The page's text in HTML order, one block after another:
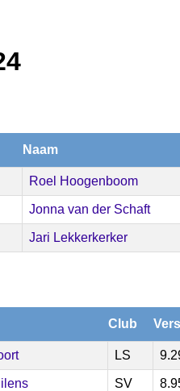
Naam
Roel Hoogenboom
Jonna van der Schaft
Jari Lekkerkerker
Club
LS
SV